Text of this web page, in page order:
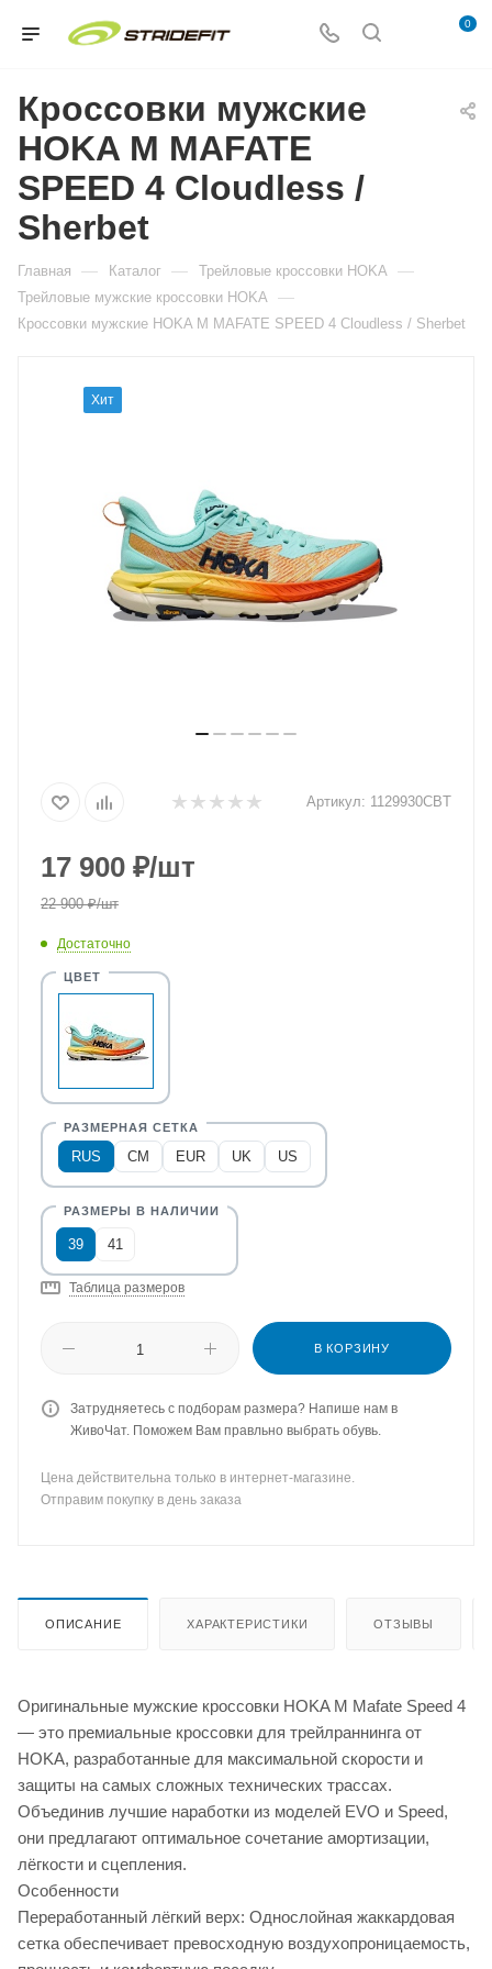
0
Кроссовки мужские
HOKA M MAFATE
SPEED 4 Cloudless /
Sherbet
Главная — Каталог — Трейловые кроссовки HOKA —
Трейловые мужские кроссовки HOKA —
Кроссовки мужские HOKA M MAFATE SPEED 4 Cloudless / Sherbet
Хит
Артикул: 1129930CBT
17 900 ₽/шт
22 900₽/шт
Достаточно
RUS CM EUR UK US
39 41
Таблица размеров
В КОРЗИНУ
Затрудняетесь с подборам размера? Напише нам в
ЖивоЧат. Поможем Вам правльно выбрать обувь.
Цена действительна только в интернет-магазине.
Отправим покупку в день заказа
ОПИСАНИЕ ХАРАКТЕРИСТИКИ ОТЗЫВЫ
Оригинальные мужские кроссовки HOKA M Mafate Speed 4
— это премиальные кроссовки для трейлраннинга от
HOKA, разработанные для максимальной скорости и
защиты на самых сложных технических трассах.
Объединив лучшие наработки из моделей EVO и Speed,
они предлагают оптимальное сочетание амортизации,
лёгкости и сцепления.
Особенности
Переработанный лёгкий верх: Однослойная жаккардовая
сетка обеспечивает превосходную воздухопроницаемость,